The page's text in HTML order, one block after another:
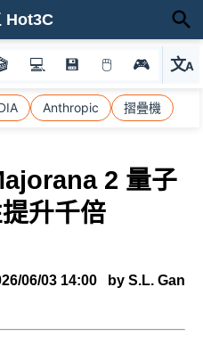
💻 💾 🖱 🎮 文A
選
Anthropic 摺疊機
Hot3C
2 量子
升千倍
06/03 14:00 by S.L. Gan